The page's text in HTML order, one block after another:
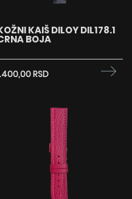
KAIŠ DILOY DIL178.1
BOJA
RSD